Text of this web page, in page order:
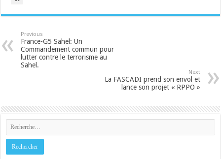
Previous
France-G5 Sahel: Un
Commandement commun pour
lutter contre le terrorisme au
Sahel.
Next
La FASCADI prend son envol et
lance son projet « RPPO »